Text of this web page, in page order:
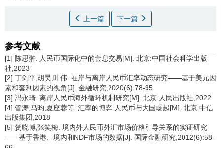
上一篇 下一篇
参考文献
[1] 陈思翀. 人民币国际化中的套息交易[M]. 北京:中国社会科学出版
社,2023
[2] 丁剑平,胡昊,叶伟. 在岸与离岸人民币汇率动态研究——基于美元因
素和套利因素的视角[J]. 金融研究,2020(6):78-95
[3] 冯永琦. 离岸人民币海外循环机制研究[M]. 北京:人民出版社,2022
[4] 管涛,马昀,夏座蓉等. 汇率的博弈:人民币与大国崛起[M]. 北京:中信
出版集团,2018
[5] 贺晓博,张笑梅. 境内外人民币外汇市场价格引导关系的实证研究
——基于香港、境内和NDF市场的数据[J]. 国际金融研究,2012(6):58-